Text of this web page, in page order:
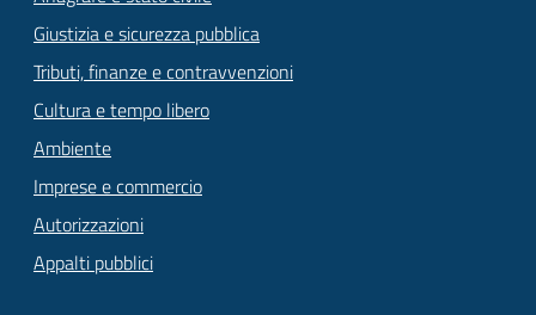
Giustizia e sicurezza pubblica
Tributi, finanze e contravvenzioni
Cultura e tempo libero
Ambiente
Imprese e commercio
Autorizzazioni
Appalti pubblici